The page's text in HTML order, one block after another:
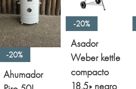
-20%
Ahumador
-20%
Asador
Weber kettle
compacto
18.5» negro